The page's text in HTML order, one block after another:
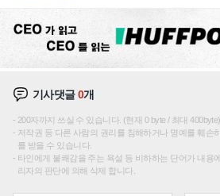
기사댓글0개
200자까지 쓰실 수 있습니다. (현재 0 byte / 최대 400byte)
저작권 등 다른 사람의 권리를 침해하거나 명예를 훼손
를 받을 수 있습니다.
타인에게 불쾌감을 주는 욕설 등 비하하는 단어가 내용
리자의 판단에 의해 삭제 합니다.